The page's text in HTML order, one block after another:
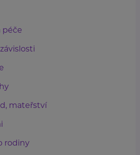
péče
mateřství
rodiny